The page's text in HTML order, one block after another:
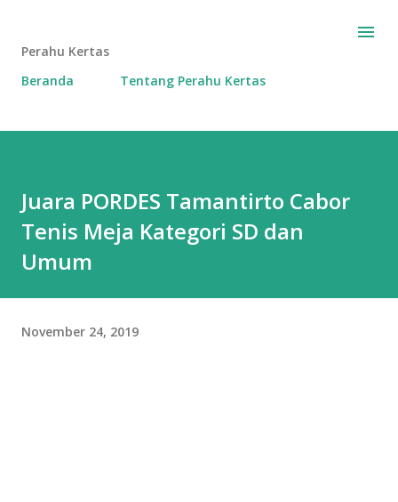
Perahu Kertas
Beranda
Tentang Perahu Kertas
Juara PORDES Tamantirto Cabor
Tenis Meja Kategori SD dan
Umum
November 24, 2019